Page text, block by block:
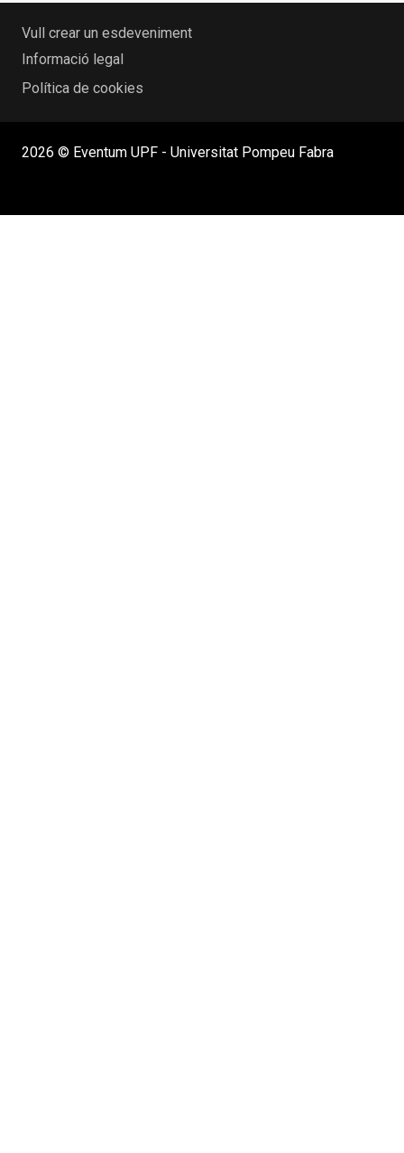
Vull crear un esdeveniment
Informació legal
Política de cookies
2026 © Eventum UPF - Universitat Pompeu Fabra